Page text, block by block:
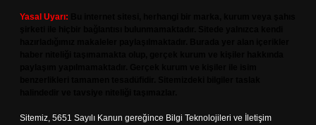
Yasal Uyarı:
Sitemiz, 5651 Sayılı Kanun gereğince Bilgi Teknolojileri ve İletişim